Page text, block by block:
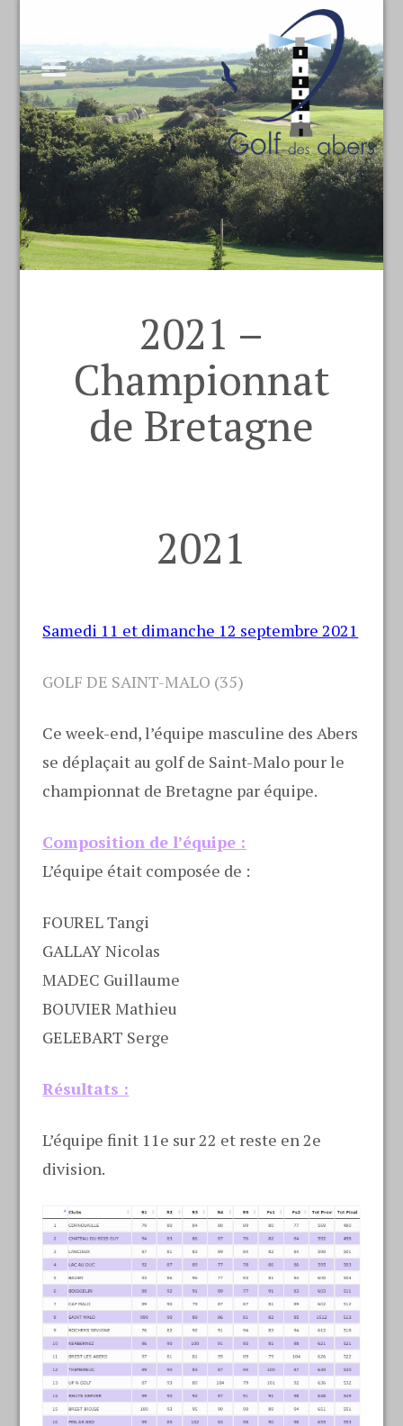
2021 –
Championnat
de Bretagne
2021
Samedi 11 et dimanche 12 septembre 2021
GOLF DE SAINT-MALO (35)
Ce week-end, l’équipe masculine des Abers
se déplaçait au golf de Saint-Malo pour le
championnat de Bretagne par équipe.
Composition de l’équipe :
L’équipe était composée de :
FOUREL Tangi
GALLAY Nicolas
MADEC Guillaume
BOUVIER Mathieu
GELEBART Serge
Résultats :
L’équipe finit 11e sur 22 et reste en 2e
division.